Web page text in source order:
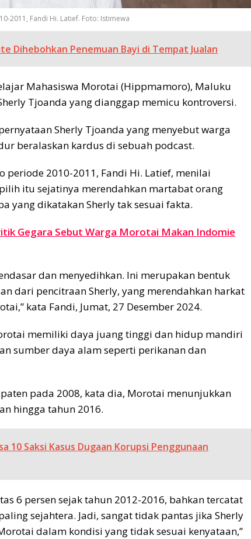
2011, Fandi Hi. Latief. Foto: Istimewa
Dihebohkan Penemuan Bayi di Tempat Jualan
Mahasiswa Morotai (Hippmamoro), Maluku
Tjoanda yang dianggap memicu kontroversi.
Sherly Tjoanda yang menyebut warga
beralaskan kardus di sebuah podcast.
2010-2011, Fandi Hi. Latief, menilai
itu sejatinya merendahkan martabat orang
yang dikatakan Sherly tak sesuai fakta.
Gegara Sebut Warga Morotai Makan Indomie
dan menyedihkan. Ini merupakan bentuk
dari pencitraan Sherly, yang merendahkan harkat
kata Fandi, Jumat, 27 Desember 2024.
memiliki daya juang tinggi dan hidup mandiri
sumber daya alam seperti perikanan dan
pada 2008, kata dia, Morotai menunjukkan
hingga tahun 2016.
10 Saksi Kasus Dugaan Korupsi Penggunaan
6 persen sejak tahun 2012-2016, bahkan tercatat
sejahtera. Jadi, sangat tidak pantas jika Sherly
dalam kondisi yang tidak sesuai kenyataan,”